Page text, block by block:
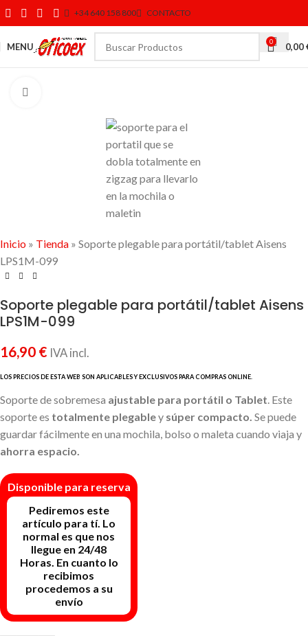
+34 640 158 800 CONTACTO
MENU 0 0,00
Inicio » Tienda » Soporte plegable para portátil/tablet Aisens
LPS1M-099
Soporte plegable para portátil/tablet Aisens
LPS1M-099
16,90 € IVA incl.
Soporte de sobremesa ajustable para portátil o Tablet. Este
soporte es totalmente plegabley súper compacto. Se puede
guardar fácilmente en una mochila, bolso o maleta cuando viaja y
ahorra espacio.
Disponible para reserva